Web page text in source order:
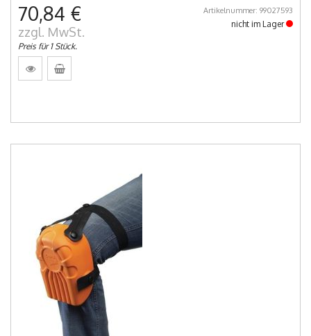
70,84 €
zzgl. MwSt.
Preis für 1 Stück.
Artikelnummer: 99027593
nicht im Lager